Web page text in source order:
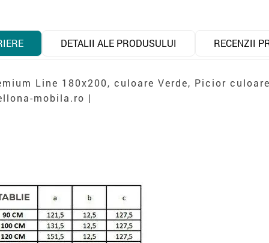
DETALII ALE PRODUSULUI RECENZII
Line 180x200, culoare Verde, Picior
mobila.ro |